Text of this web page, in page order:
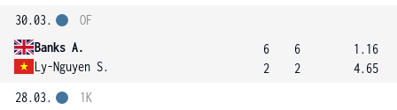
30.03.
Banks A.
Ly-Nguyen S.
OF
6
2
6
2
1.16
4.65
28.03.
1K